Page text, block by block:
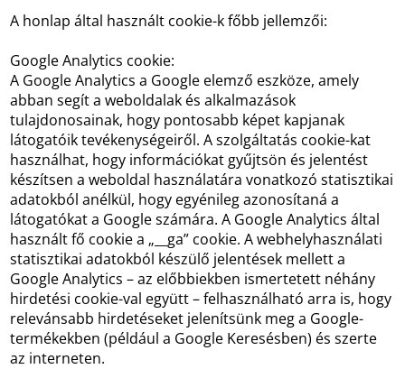
A honlap által használt cookie-k főbb jellemzői:
Google Analytics cookie:
A Google Analytics a Google elemző eszköze, amely
abban segít a weboldalak és alkalmazások
tulajdonosainak, hogy pontosabb képet kapjanak
látogatóik tevékenységeiről. A szolgáltatás cookie-kat
használhat, hogy információkat gyűjtsön és jelentést
készítsen a weboldal használatára vonatkozó statisztikai
adatokból anélkül, hogy egyénileg azonosítaná a
látogatókat a Google számára. A Google Analytics által
használt fő cookie a „__ga” cookie. A webhelyhasználati
statisztikai adatokból készülő jelentések mellett a
Google Analytics – az előbbiekben ismertetett néhány
hirdetési cookie-val együtt – felhasználható arra is, hogy
relevánsabb hirdetéseket jelenítsünk meg a Google-
termékekben (például a Google Keresésben) és szerte
az interneten.